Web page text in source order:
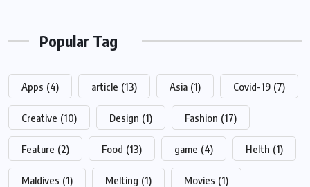
Popular Tag
Apps (4) article (13) Asia (1) Covid-19 (7)
Creative (10) Design (1) Fashion (17)
Feature (2) Food (13) game (4) Helth (1)
Maldives (1) Melting (1) Movies (1)